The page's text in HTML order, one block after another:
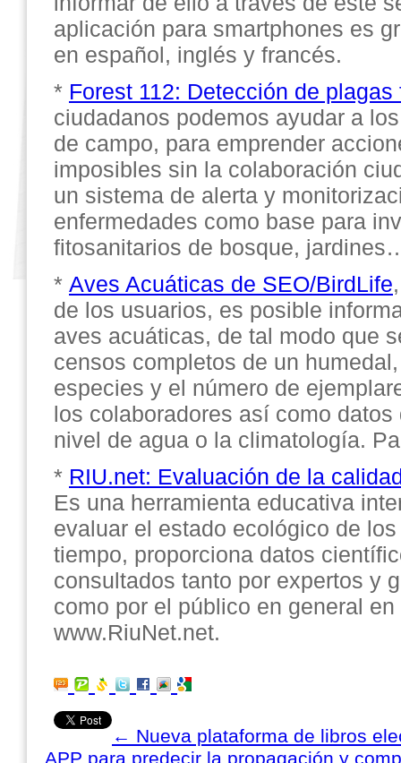
aplicación para smartphones es
en español, inglés y francés.
* Forest 112: Detección de plagas
ciudadanos podemos ayudar a
de campo, para emprender
imposibles sin la colaboración
un sistema de alerta y
enfermedades como base para
fitosanitarios de bosque,
* Aves Acuáticas de SEO/BirdLife
de los usuarios, es posible
aves acuáticas, de tal modo que
censos completos de un
especies y el número de
los colaboradores así como
nivel de agua o la climatología.
* RIU.net: Evaluación de la
Es una herramienta educativa
evaluar el estado ecológico de
tiempo, proporciona datos
consultados tanto por expertos y
como por el público en general
www.RiuNet.net.
← Nueva plataforma de libros
APP para predecir la propagación y